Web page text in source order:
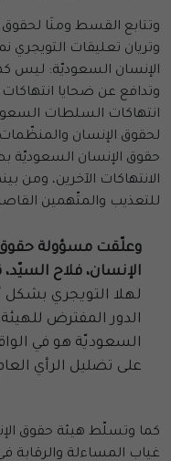
وتتابع القسط ومنَا لحقوق
وتريان تعليقات
الإنسان السعوديّة: ليس
وتدافع عن ضحايا
انتهاكات السلطات
لحقوق الإنسان
حقوق الإنسان السعوديّة
الانتهاكات الآخرين، ومن
للتعذيب والمتّهمين
وعلّقت مسؤولة حقوق
الإنسان، فلاح السيّد،
لهلا التويجري
الدور المفترض
السعوديّة هو في
على تضليل الرأي
كما وتسلّط هيئة حقوق
غياب المساءلة والرقابة